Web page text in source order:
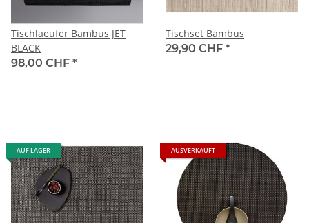
Tischlaeufer Bambus JET
BLACK
98,00 CHF *
Tischset Bambus
29,90 CHF *
AUF LAGER AUSVERKAUFT